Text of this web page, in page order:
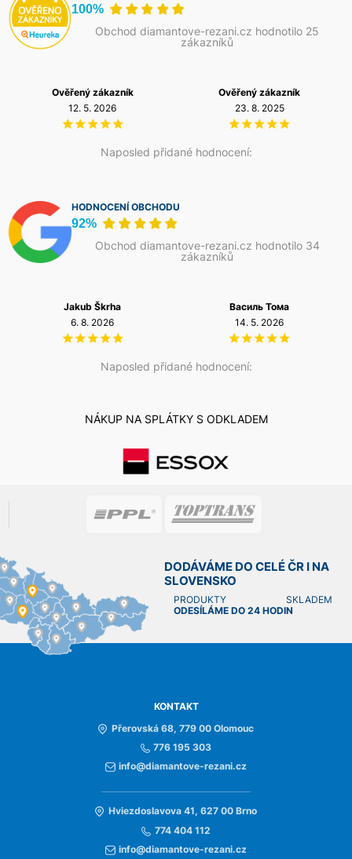
100%
Obchod diamantove-rezani.cz hodnotilo 25
zákazníků
Naposled přidané hodnocení:
Ověřený zákazník
Ověřený
HODNOCENÍ OBCHODU
92%
Obchod diamantove-rezani.cz hodnotilo 34
zákazníků
Naposled přidané hodnocení:
Василь Тома
NÁKUP NA SPLÁTKY S ODKLADEM
DODÁVÁME DO CELÉ ČR I NA
SLOVENSKO
PRODUKTY SKLADEM
ODESÍLÁME DO 24 HODIN
KONTAKT
Přerovská 68, 779 00 Olomouc
776 195 303
info@diamantove-rezani.cz
Hviezdoslavova 41, 627 00 Brno
774 404 112
info@diamantove-rezani.cz